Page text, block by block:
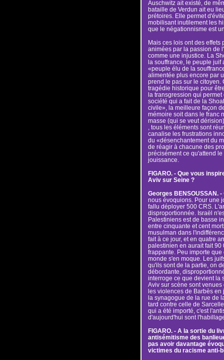
Auschwitz ait existé, de
bataille de Verdun ait eu
prétoires. Elle permet
mobilisant inutilement les
que le négationnisme est
Mais ces lois ont des effets
animées par la passion de
comme une injustice. La
la souffrance, le peuple juif
«peuple élu de la
alimentée plus encore par
prend le pas sur le citoyen.
tragédie historique pour
la transgression qui
société qui a fait de la
civile», la meilleure façon
mémoire soit dans le franc
masse (qui se veut
, tous les éléments sont
canalise les frustrations
du «désenchantement du
de réagir à chacune des
précisément ce qu'attend
jouissance.
FIGARO. - Que vous
Aviv sur Seine ?
Georges BENSOUSSAN. -
nous évoquions. Pour une
fallu déployer 500 CRS.
disproportionnée. Israël
Palestiniens est de basse
entre cinquante et cent
musulman dans
fait à ce jour, et en quatre
palestinien en aurait fait 90
frappante. Peu importe que
monde s'en moque. Les
qu'ils sont de la partie, on
débordante,
interroge ce que devient la
Aviv sur scène sont
les violences de Barbès en
la synagogue de la rue de
tard contre celle de
qui a été importé, c'est
d'aujourd'hui sont
FIGARO. - A la sortie du
antisémitisme des
pas avoir davantage
victimes du racisme anti-